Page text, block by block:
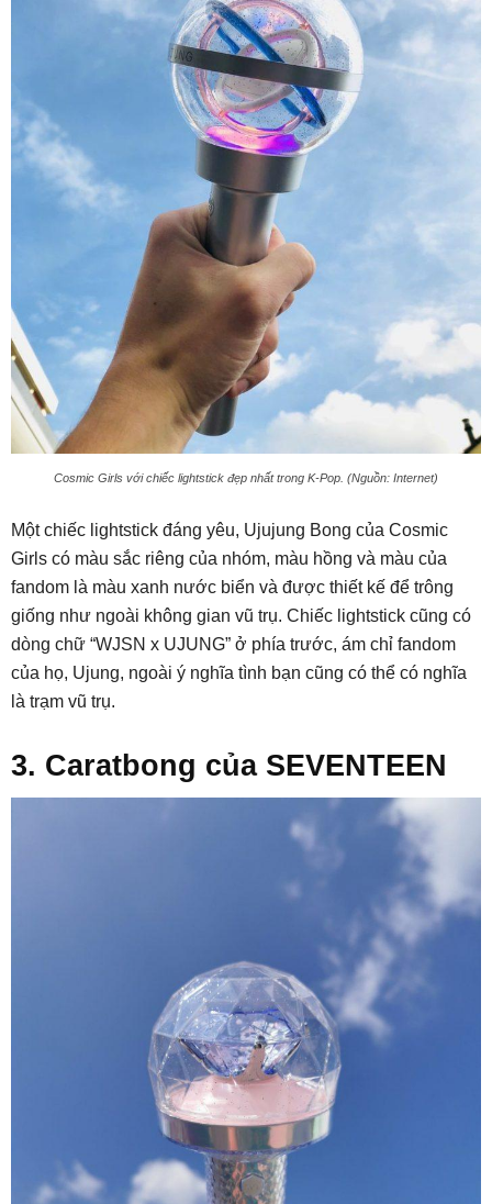
Cosmic Girls với chiếc lightstick đẹp nhất trong K-Pop. (Nguồn: Internet)
Một chiếc lightstick đáng yêu, Ujujung Bong của Cosmic
Girls có màu sắc riêng của nhóm, màu hồng và màu của
fandom là màu xanh nước biển và được thiết kế để trông
giống như ngoài không gian vũ trụ. Chiếc lightstick cũng có
dòng chữ “WJSN x UJUNG” ở phía trước, ám chỉ fandom
của họ, Ujung, ngoài ý nghĩa tình bạn cũng có thể có nghĩa
là trạm vũ trụ.
3. Caratbong của SEVENTEEN